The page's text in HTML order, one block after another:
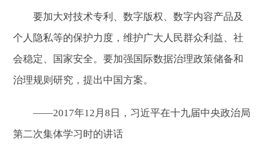
要加大对技术专利、数字版权、数字内容产品及
个人隐私等的保护力度，维护广大人民群众利益、社
会稳定、国家安全。要加强国际数据治理政策储备和
治理规则研究，提出中国方案。
——2017年12月8日，习近平在十九届中央政治局
第二次集体学习时的讲话